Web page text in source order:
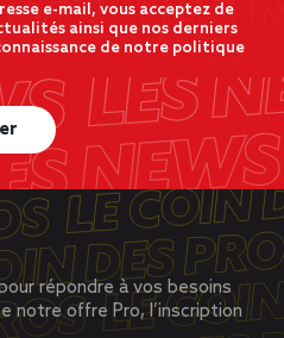
e-mail, vous acceptez de
ainsi que nos derniers
de notre politique
répondre à vos besoins
notre offre Pro, l’inscription